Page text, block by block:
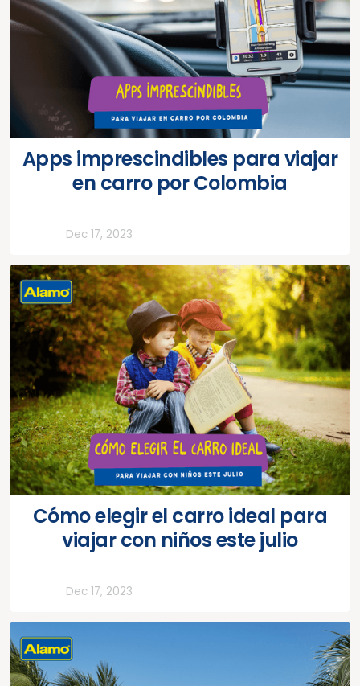
Apps imprescindibles para viajar
en carro por Colombia
Dec 17, 2023
Cómo elegir el carro ideal para
viajar con niños este julio
Dec 17, 2023